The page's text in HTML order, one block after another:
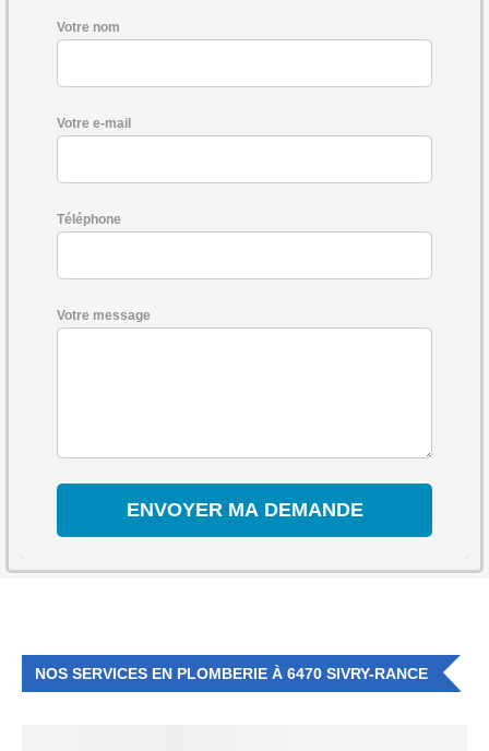
Votre nom
Votre e-mail
Téléphone
Votre message
NOS SERVICES EN PLOMBERIE À 6470 SIVRY-RANCE